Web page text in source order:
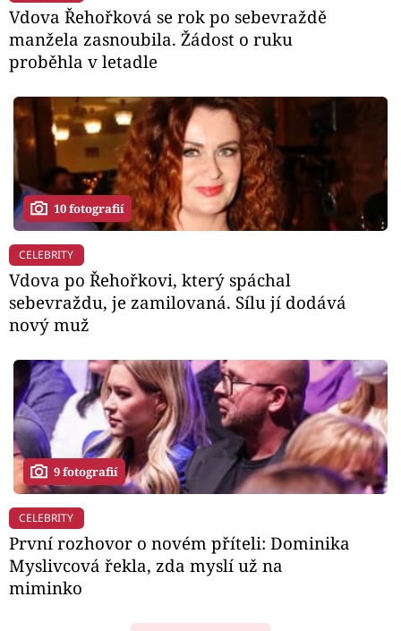
Vdova Řehořková se rok po sebevraždě
manžela zasnoubila. Žádost o ruku
proběhla v letadle
10 fotografií
CELEBRITY
Vdova po Řehořkovi, který spáchal
sebevraždu, je zamilovaná. Sílu jí dodává
nový muž
9 fotografií
CELEBRITY
První rozhovor o novém příteli: Dominika
Myslivcová řekla, zda myslí už na
miminko